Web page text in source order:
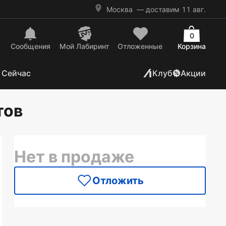
Москва — доставим 11 авг.
Сообщения Mой Лабиринт Отложенные Корзина
0
Клуб Акции
Нет в продаже
Отложить